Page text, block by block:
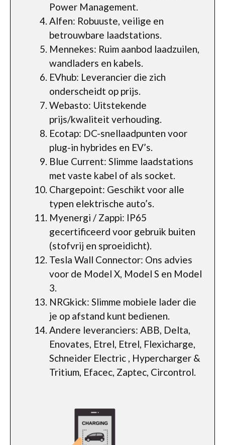
Power Management.
Alfen: Robuuste, veilige en
betrouwbare laadstations.
Mennekes: Ruim aanbod laadzuilen,
wandladers en kabels.
EVhub: Leverancier die zich
onderscheidt op prijs.
Webasto: Uitstekende
prijs/kwaliteit verhouding.
Ecotap: DC-snellaadpunten voor
plug-in hybrides en EV’s.
Blue Current: Slimme laadstations
met vaste kabel of als socket.
Chargepoint: Geschikt voor alle
typen elektrische auto’s.
Myenergi / Zappi: IP65
gecertificeerd voor gebruik buiten
(stofvrij en sproeidicht).
Tesla Wall Connector: Ons advies
voor de Model X, Model S en Model
3.
NRGkick: Slimme mobiele lader die
je op afstand kunt bedienen.
Andere leveranciers: ABB, Delta,
Enovates, Etrel, Etrel, Flexicharge,
Schneider Electric , Hypercharger &
Tritium, Efacec, Zaptec, Circontrol.